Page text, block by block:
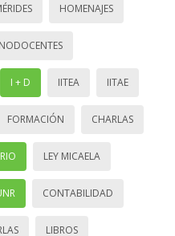
HOMENAJES
NODOCENTES
I + D IITEA IITAE
FORMACIÓN CHARLAS
LEY MICAELA
CONTABILIDAD
LIBROS